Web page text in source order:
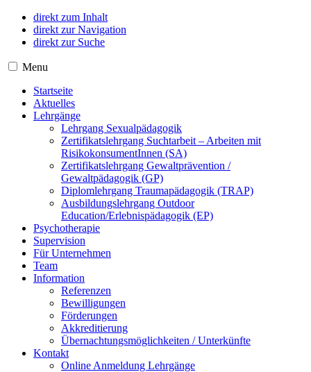
direkt zum Inhalt
direkt zur Navigation
direkt zur Suche
Menu
Startseite
Aktuelles
Lehrgänge
Lehrgang Sexualpädagogik
Zertifikatslehrgang Suchtarbeit – Arbeiten mit
RisikokonsumentInnen (SA)
Zertifikatslehrgang Gewaltprävention /
Gewaltpädagogik (GP)
Diplomlehrgang Traumapädagogik (TRAP)
Ausbildungslehrgang Outdoor
Education/Erlebnispädagogik (EP)
Psychotherapie
Supervision
Für Unternehmen
Team
Information
Referenzen
Bewilligungen
Förderungen
Akkreditierung
Übernachtungsmöglichkeiten / Unterkünfte
Kontakt
Online Anmeldung Lehrgänge